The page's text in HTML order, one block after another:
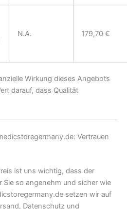
N.A. 179,70 €
Wirkung dieses Angebots
darauf, dass Qualität
Vertrauen
ist uns wichtig, dass der
Sie so angenehm und sicher wie
setzen wir auf
Datenschutz und